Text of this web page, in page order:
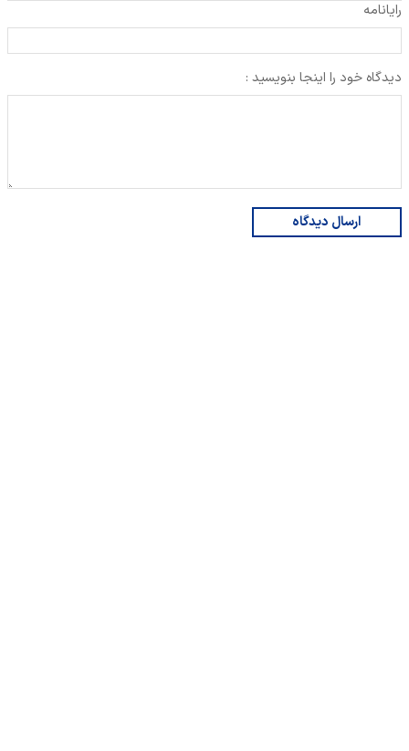
رایانامه
دیدگاه خود را اینجا بنویسید :
ارسال دیدگاه